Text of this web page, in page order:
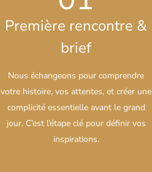
Première rencontre &
brief
Nous échangeons pour comprendre
votre histoire, vos attentes, et créer une
complicité essentielle avant le grand
jour. C’est l’étape clé pour définir vos
inspirations.